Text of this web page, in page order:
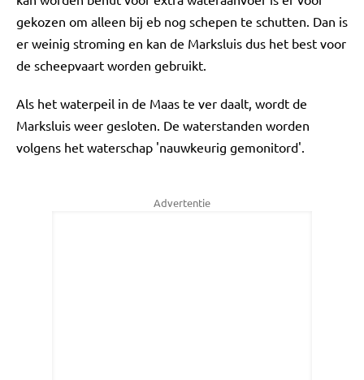
gekozen om alleen bij eb nog schepen te schutten. Dan is
er weinig stroming en kan de Marksluis dus het best voor
de scheepvaart worden gebruikt.
Als het waterpeil in de Maas te ver daalt, wordt de
Marksluis weer gesloten. De waterstanden worden
volgens het waterschap 'nauwkeurig gemonitord'.
Advertentie